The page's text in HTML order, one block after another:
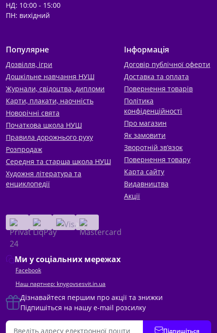
НД: 10:00 - 15:00
ПН: вихідний
Популярне
Дозвілля, ігри
Дошкільне навчання НУШ
Журнали, свідоцтва, дипломи
Карти, плакати, наочність
Новорічні свята
Початкова школа НУШ
Правила дорожнього руху
Розпродаж
Середня та старша школа НУШ
Художня література та
енциклопедії
Інформація
Договір публічної оферти
Доставка та оплата
Повернення товарів
Політика
конфіденційності
Про магазин
Як замовити
Зворотній зв’язок
Повернення товару
Карта сайту
Видавництва
Акції
Ми у соціальних мережах
Facebook
Наш партнер: knygovsesvit.in.ua
Дізнавайтеся першим про акції та знижки
Підпишіться на нашу e-mail розсилку
Підпишіться